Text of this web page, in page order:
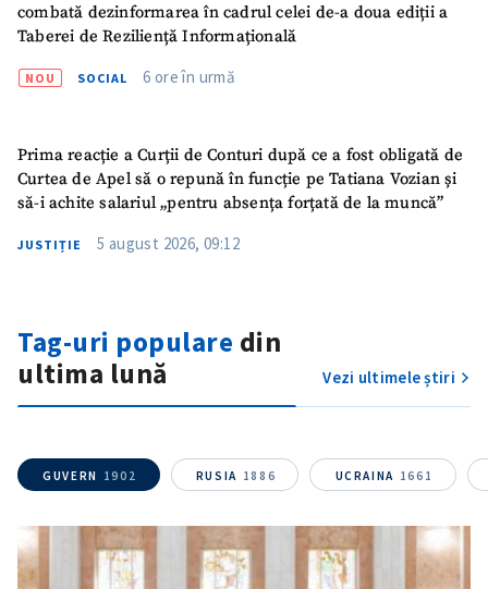
combată dezinformarea în cadrul celei de-a doua ediții a
Taberei de Reziliență Informațională
NOU SOCIAL 6 ore în urmă
Prima reacție a Curții de Conturi după ce a fost obligată de
Curtea de Apel să o repună în funcție pe Tatiana Vozian și
să-i achite salariul „pentru absența forțată de la muncă”
JUSTIȚIE 5 august 2026, 09:12
Tag-uri populare din
ultima lună
Vezi ultimele știri
GUVERN 1902 RUSIA 1886 UCRAINA 1661
Titlu știre+ Adaugă titlu
Link media
+ Link media
CONTACT SURSĂ
Sursă anonimă
Nume+ Numele meu
Email+ Emailul meu
Telefon